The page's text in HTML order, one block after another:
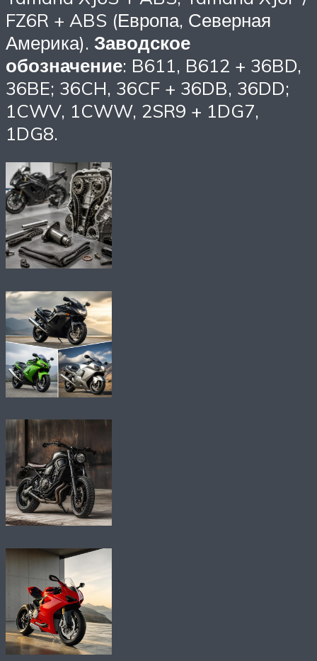
FZ6R + ABS (Европа, Северная
Америка). Заводское
обозначение: B611, B612 + 36BD,
36BE; 36CH, 36CF + 36DB, 36DD;
1CWV, 1CWW, 2SR9 + 1DG7,
1DG8.